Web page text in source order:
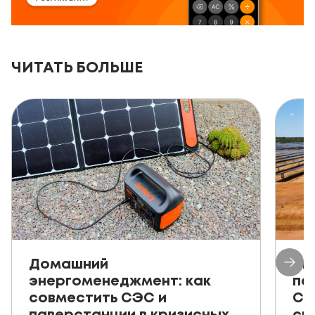
ЧИТАТЬ БОЛЬШЕ
Домашний
энергоменеджмент: как
совместить СЭС и